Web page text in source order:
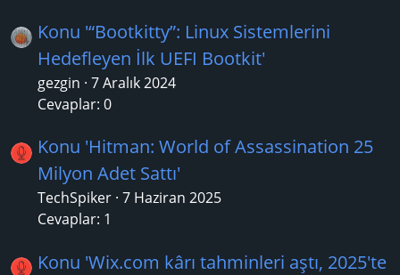
Konu '“Bootkitty”: Linux Sistemlerini
Hedefleyen İlk UEFI Bootkit'
gezgin 7 Aralık 2024
Cevaplar: 0
Konu 'Hitman: World of Assassination 25
Milyon Adet Sattı'
TechSpiker 7 Haziran 2025
Cevaplar: 1
Konu 'Wix.com kârı tahminleri aştı, 2025'te